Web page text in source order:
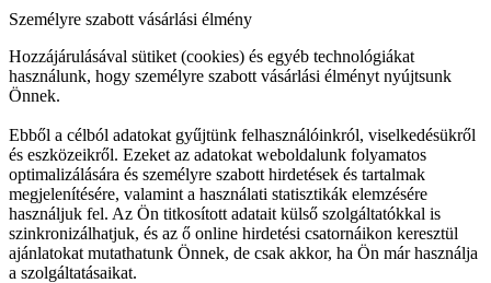
Személyre szabott vásárlási élmény
Hozzájárulásával sütiket (cookies) és egyéb technológiákat
használunk, hogy személyre szabott vásárlási élményt nyújtsunk
Önnek.
Ebből a célból adatokat gyűjtünk felhasználóinkról, viselkedésükről
és eszközeikről. Ezeket az adatokat weboldalunk folyamatos
optimalizálására és személyre szabott hirdetések és tartalmak
megjelenítésére, valamint a használati statisztikák elemzésére
használjuk fel. Az Ön titkosított adatait külső szolgáltatókkal is
szinkronizálhatjuk, és az ő online hirdetési csatornáikon keresztül
ajánlatokat mutathatunk Önnek, de csak akkor, ha Ön már használja
a szolgáltatásaikat.